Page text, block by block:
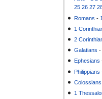
25 26 27
Romans -
1
2
Galatians
Ephesians
Philippians
Colossians
1